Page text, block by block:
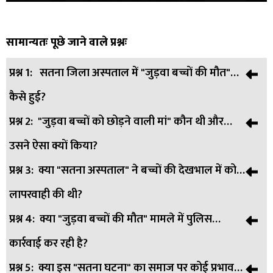
सामान्यतः पूछे जाने वाले प्रश्नः
प्रश्न 1: सतना जिला अस्पताल में "जुड़वा बच्चों की मौत"
कैसे हुई?
उत्तर: सतना जिला अस्पताल में भर्ती जुड़वा नवजातों की हालत गंभीर
थी। उन्हें मां द्वारा जन्म के तुरंत बाद अस्पताल में भर्ती कर छोड़ दिया गया
था। 12 दिनों तक बिना परिजनों की देखरेख के इलाज चला, लेकिन दोनों
की जान नहीं बच पाई।
प्रश्न 2: "जुड़वा बच्चों को छोड़ने वाली मां" कौन थी और
उसने ऐसा क्यों किया?
उत्तर: बच्चों की मां सतना के मैहर के रामनगर क्षेत्र की रहने वाली एक
विधवा महिला है। पति की मृत्यु के बाद वह किसी अन्य पुरुष के संपर्क में
आई और अविवाहित रहते हुए गर्भवती हुई। समाज के डर और बदनामी के
भय से उसने नवजातों को जन्म के बाद अस्पताल में छोड़ दिया।
प्रश्न 3: क्या "सतना अस्पताल" ने बच्चों की देखभाल में कोई
लापरवाही की थी?
उत्तर: अस्पताल प्रशासन ने बच्चों का इलाज जारी रखा और जब परिजन
नहीं लौटे, तब पुलिस को सूचित किया। अस्पताल का कहना है कि उन्होंने
अपनी क्षमता अनुसार हर संभव इलाज किया।
प्रश्न 4: क्या "जुड़वा बच्चों की मौत" मामले में पुलिस
कार्रवाई कर रही है?
प्रश्न 5: क्या इस "सतना घटना" का समाज पर कोई प्रभाव